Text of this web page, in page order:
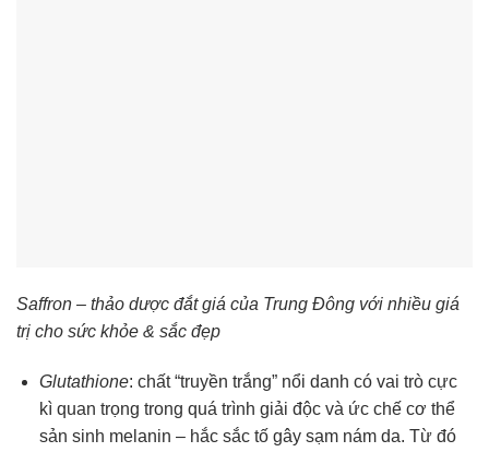
Saffron – thảo dược đắt giá của Trung Đông với nhiều giá
trị cho sức khỏe & sắc đẹp
Glutathione: chất “truyền trắng” nổi danh có vai trò cực
kì quan trọng trong quá trình giải độc và ức chế cơ thể
sản sinh melanin – hắc sắc tố gây sạm nám da. Từ đó